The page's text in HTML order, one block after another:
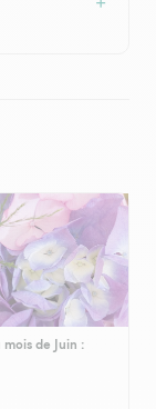
de Juin :